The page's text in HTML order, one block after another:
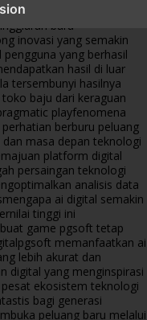
menjadi kunci analisis data
arah baru
inovasi yang semakin
pengguna yang berhasil
hasil di luar
tersembunyi hasilnya
baju dari keraguan
playfenomena
berburu peluang
masa depan teknologi
platform digital
persaingan teknologi
analisis data
mengapa ai digital semakin
tinggi ini
game pgsoft tetap
pgsoft memanfaatkan ai
lebih akurat dan
digital yang menginspirasi
ekosistem teknologi
bagi generasi
peluang baru melalui